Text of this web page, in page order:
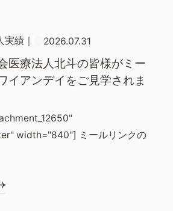
実績 2026.07.31
医療法人北斗の皆様がミー
イアンデイをご見学されま
width="840"] ミールリンクの